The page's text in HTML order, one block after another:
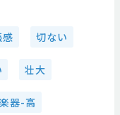
感 切ない
壮大
器-高